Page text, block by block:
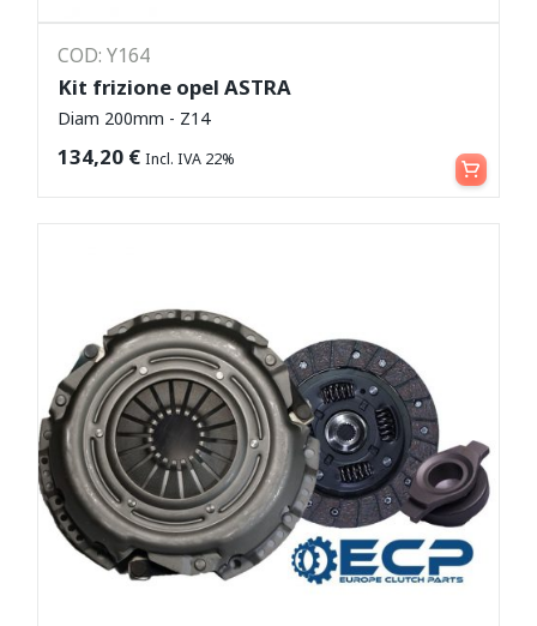
COD: Y164
Kit frizione opel ASTRA
Diam 200mm - Z14
134,20 € Incl. IVA 22% Aggiungi al carrello